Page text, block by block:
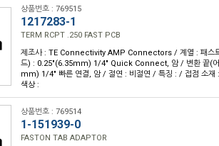
상품번호 : 769515
1217283-1
TERM RCPT .250 FAST PCB
제조사 : TE Connectivity AMP Connectors / 계열 : 패스
드) : 0.25"(6.35mm) 1/4" Quick Connect, 암 / 변환 끝(어
mm) 1/4" 빠른 연결, 암 / 절연 : 비절연 / 특징 : / 접점 소재
색상 :
상품번호 : 769514
1-151939-0
FASTON TAB ADAPTOR